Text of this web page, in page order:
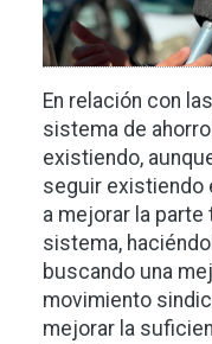
En relación con las
sistema de
existiendo,
seguir existiendo
a mejorar la parte
sistema,
buscando una
movimiento
mejorar la